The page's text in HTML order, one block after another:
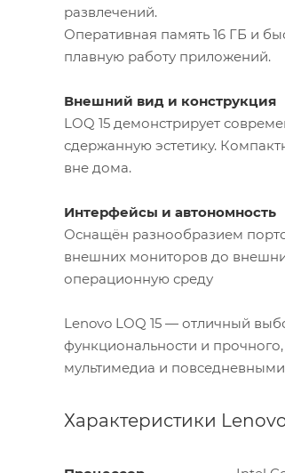
развлечений.
Оперативная память 16 ГБ и
плавную работу приложений.
Внешний вид и конструкция
LOQ 15 демонстрирует
сдержанную эстетику.
вне дома.
Интерфейсы и автономность
Оснащён разнообразием
внешних мониторов до
операционную среду
Lenovo LOQ 15 — отличный
функциональности и
мультимедиа и
Характеристики